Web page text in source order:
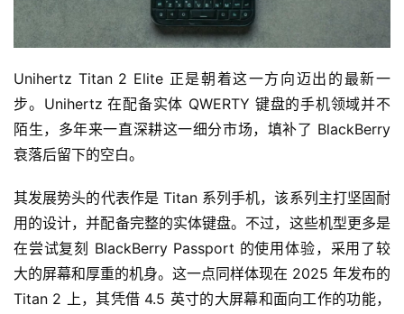
Unihertz Titan 2 Elite 正是朝着这一方向迈出的最新一
步。Unihertz 在配备实体 QWERTY 键盘的手机领域并不
陌生，多年来一直深耕这一细分市场，填补了 BlackBerry
衰落后留下的空白。
其发展势头的代表作是 Titan 系列手机，该系列主打坚固耐
用的设计，并配备完整的实体键盘。不过，这些机型更多是
在尝试复刻 BlackBerry Passport 的使用体验，采用了较
大的屏幕和厚重的机身。这一点同样体现在 2025 年发布的
Titan 2 上，其凭借 4.5 英寸的大屏幕和面向工作的功能，